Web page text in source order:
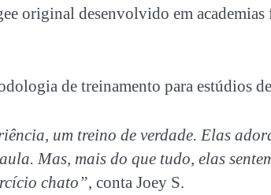
original desenvolvido em
de treinamento para estúdios
um treino de verdade. Elas
Mas, mais do que tudo, elas
chato”, conta Joey S.